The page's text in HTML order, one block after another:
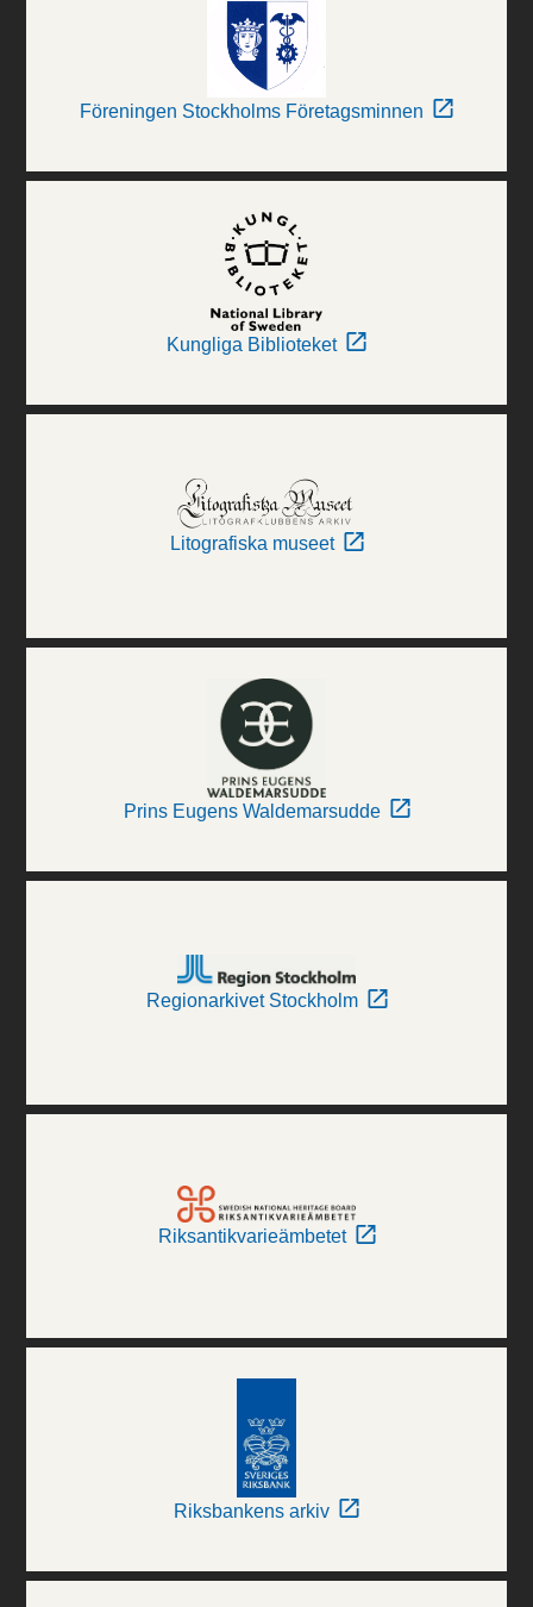
Föreningen Stockholms Företagsminnen
Kungliga Biblioteket
Litografiska museet
Prins Eugens Waldemarsudde
Regionarkivet Stockholm
Riksantikvarieämbetet
Riksbankens arkiv